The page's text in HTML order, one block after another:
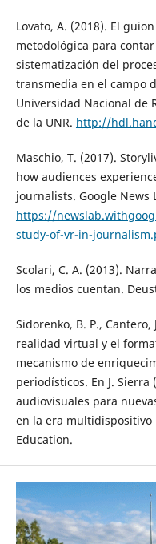
Lovato, A. (2018). El
metodológica para
sistematización del
transmedia en el campo
Universidad Nacional de
de la UNR. http://
Maschio, T. (2017).
how audiences
journalists. Google News
https://
study-of-vr-in-
Scolari, C. A. (2013).
los medios cuentan.
Sidorenko, B. P., Cantero,
realidad virtual y el
mecanismo de
periodísticos. En J. Sierra
audiovisuales para
en la era multidispositivo
Education.